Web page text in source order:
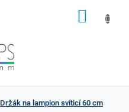
Držák na lampion svíticí 60 cm